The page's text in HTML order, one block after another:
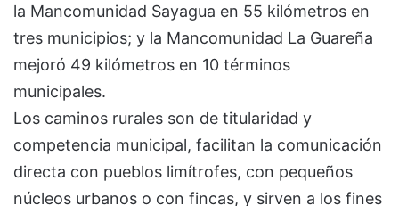
la Mancomunidad Sayagua en 55 kilómetros en
tres municipios; y la Mancomunidad La Guareña
mejoró 49 kilómetros en 10 términos
municipales.
Los caminos rurales son de titularidad y
competencia municipal, facilitan la comunicación
directa con pueblos limítrofes, con pequeños
núcleos urbanos o con fincas, y sirven a los fines